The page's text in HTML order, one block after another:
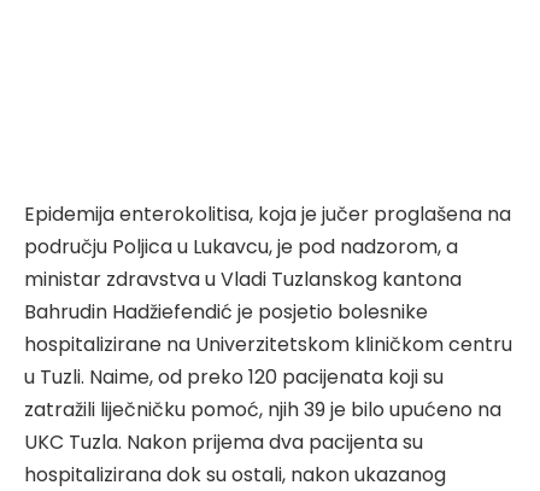
Epidemija enterokolitisa, koja je jučer proglašena na
području Poljica u Lukavcu, je pod nadzorom, a
ministar zdravstva u Vladi Tuzlanskog kantona
Bahrudin Hadžiefendić je posjetio bolesnike
hospitalizirane na Univerzitetskom kliničkom centru
u Tuzli. Naime, od preko 120 pacijenata koji su
zatražili liječničku pomoć, njih 39 je bilo upućeno na
UKC Tuzla. Nakon prijema dva pacijenta su
hospitalizirana dok su ostali, nakon ukazanog